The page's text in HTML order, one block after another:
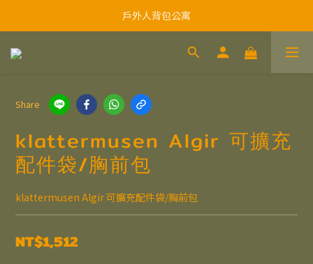
戶外人背包公寓
Share
klattermusen Algir 可擴充
配件袋/胸前包
klattermusen Algir 可擴充配件袋/胸前包
NT$1,512